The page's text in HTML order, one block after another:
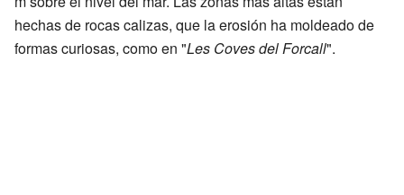
hechas de rocas calizas, que la erosión ha moldeado de
formas curiosas, como en "Les Coves del Forcall".